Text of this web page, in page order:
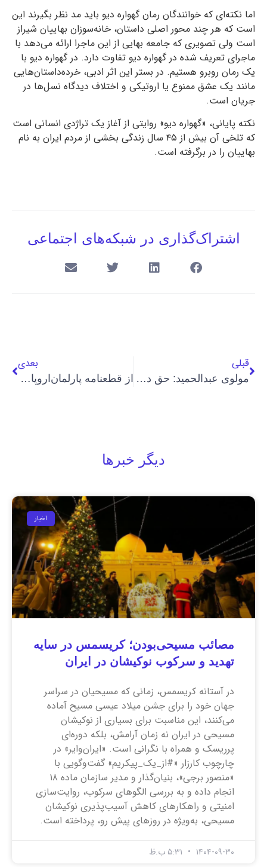
اما نکته‌ای که خوانندگان رمان گهواره‌ دیو باید مد نظر بگیرند این
است که هر چند محور اصلی داستان، خانه‌سوزان بهاییان شیراز
است ولی تصویری که جامعه بهایی از این ماجرا ارائه می‌دهد با
ماجرای تعریف شده در گهواره‌ دیو تفاوت دارد. در گهواره‌ دیو با
یک رمان روبرو هستیم. در بستر این اثر ادبی، خرده‌داستان‌هایی
مانند یک عشق ممنوع یا اروتیکی و اختلاف دیدگاه‌ نسل‌ها در
جریان است.
نکته پایانی، «گهواره‌ دیو» روایتی از آغاز یک تراژدی انسانی است
که تلخی آن بیش از ۴۵ سال زندگی بخشی از مردم ایران به نام
بهاییان را در برگرفته است.
اشتراک‌گذاری در شبکه‌های اجتماعی
قبلی
مولوی عبدالحمید:‌ حق دادرسی عادلانه برای شهروندان کرد و بلوچ وجود ندارد
بعدی
از قطعنامه پارلمان‌اروپا درباره سندی با امضای خامنه‌ای، تا حذف نقاشی‌ نوجوان
دیگر خبرها
اخبار
مصائب مسیحی‌بودن؛ کریسمس در سایه
تهدید و سرکوب نوکیشان در ایران
در آستانه کریسمس، زمانی که مسیحیان در سراسر
جهان خود را برای جشن میلاد عیسی مسیح آماده
می‌کنند، این مناسبت برای بسیاری از نوکیشان
مسیحی در ایران نه زمان آرامش، بلکه دوره‌ای
پرریسک و همراه با نگرانی است. «ایران‌وایر» در
چارچوب کارزار «#از_یک_پیکریم» گفت‌وگویی با
«منصور برجی»، بنیان‌گذار و مدیر سازمان ماده ۱۸
انجام داده و به بررسی الگوهای سرکوب، روایت‌سازی
امنیتی و راهکارهای کاهش آسیب‌پذیری نوکیشان
مسیحی، به‌ویژه در روزهای پیش رو، پرداخته است.
۱۴۰۴-۰۹-۳۰